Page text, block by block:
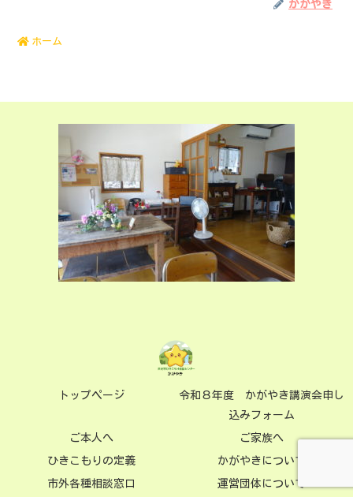
かがやき
ホーム
トップページ
令和８年度 かがやき講演会申し
込みフォーム
ご本人へ ご家族へ
ひきこもりの定義 かがやきについて
市外各種相談窓口 運営団体について